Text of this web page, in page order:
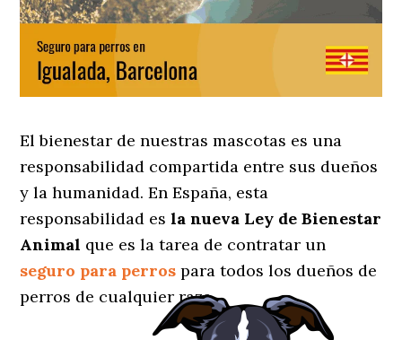
El bienestar de nuestras mascotas es una
responsabilidad compartida entre sus dueños
y la humanidad. En España, esta
responsabilidad esla nueva Ley de Bienestar
Animal que es la tarea de contratar un
seguro para perros para todos los dueños de
perros de cualquier raza.